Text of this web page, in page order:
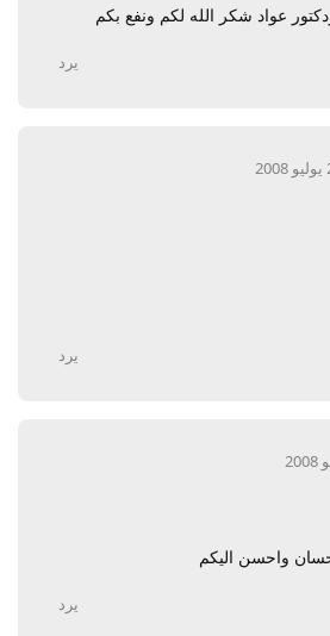
عواد شكر الله لكم ونفع بكم
يرد
يرد
واحسن اليكم
يرد